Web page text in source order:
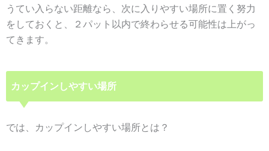
うてい入らない距離なら、次に入りやすい場所に置く努力
をしておくと、２パット以内で終わらせる可能性は上がっ
てきます。
カップインしやすい場所
では、カップインしやすい場所とは？